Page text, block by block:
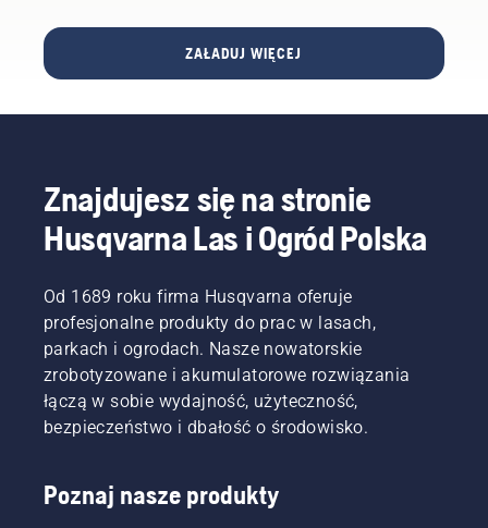
koszącego
Automower®
Husqvarna
z
Liverpool
FC —
klubem
pomóc
analizie
możliwości,
dotyczący
przycinania
ZAŁADUJ WIĘCEJ
Znajdujesz się na stronie
Husqvarna Las i Ogród Polska
Od 1689 roku firma Husqvarna oferuje
profesjonalne produkty do prac w lasach,
parkach i ogrodach. Nasze nowatorskie
zrobotyzowane i akumulatorowe rozwiązania
łączą w sobie wydajność, użyteczność,
bezpieczeństwo i dbałość o środowisko.
Poznaj nasze produkty